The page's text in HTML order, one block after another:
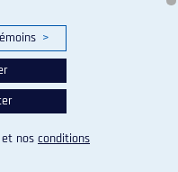
Montréal. Tous droits
>
et nos conditions